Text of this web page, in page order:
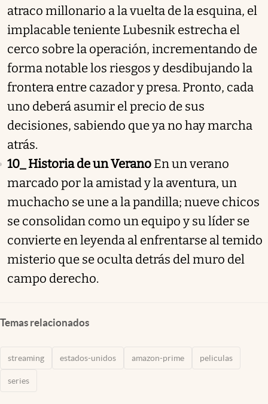
atraco millonario a la vuelta de la esquina, el
implacable teniente Lubesnik estrecha el
cerco sobre la operación, incrementando de
forma notable los riesgos y desdibujando la
frontera entre cazador y presa. Pronto, cada
uno deberá asumir el precio de sus
decisiones, sabiendo que ya no hay marcha
atrás.
10_ Historia de un Verano En un verano
marcado por la amistad y la aventura, un
muchacho se une a la pandilla; nueve chicos
se consolidan como un equipo y su líder se
convierte en leyenda al enfrentarse al temido
misterio que se oculta detrás del muro del
campo derecho.
Temas relacionados
streaming estados-unidos amazon-prime peliculas
series